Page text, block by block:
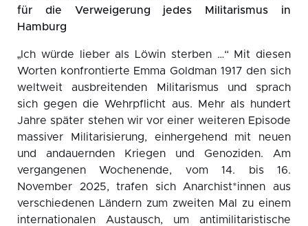
für die Verweigerung jedes Militarismus in
Hamburg
„Ich würde lieber als Löwin sterben …“ Mit diesen
Worten konfrontierte Emma Goldman 1917 den sich
weltweit ausbreitenden Militarismus und sprach
sich gegen die Wehrpflicht aus. Mehr als hundert
Jahre später stehen wir vor einer weiteren Episode
massiver Militarisierung, einhergehend mit neuen
und andauernden Kriegen und Genoziden. Am
vergangenen Wochenende, vom 14. bis 16.
November 2025, trafen sich Anarchist*innen aus
verschiedenen Ländern zum zweiten Mal zu einem
internationalen Austausch, um antimilitaristische